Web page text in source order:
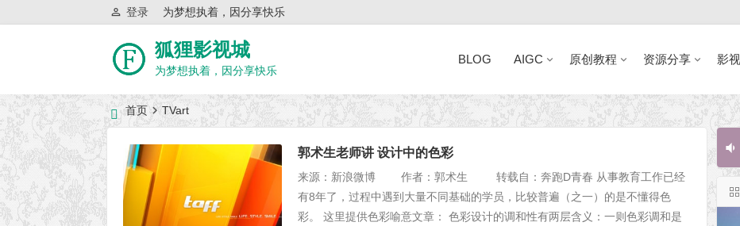
为梦想执着，因分享快乐
登录
狐狸影视城
为梦想执着，因分享快乐
BLOG AIGC 原创教程 资源分享 影
首页 TVart
郭术生老师讲 设计中的色彩
来源：新浪微博 作者：郭术生 转载自：奔跑D青春 从事教育工作已经
有8年了，过程中遇到大量不同基础的学员，比较普遍（之一）的是不懂得色
彩。 这里提供色彩喻意文章： 色彩设计的调和性有两层含义：一则色彩调和是
近日网站访问异常公告